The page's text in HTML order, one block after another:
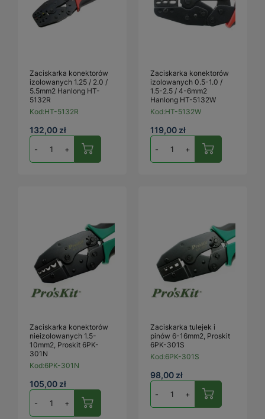
Zaciskarka konektorów
izolowanych 1.25 / 2.0 /
5.5mm2 Hanlong HT-
5132R
Kod:HT-5132R
132,00 zł
- +
Zaciskarka konektorów
izolowanych 0.5-1.0 /
1.5-2.5 / 4-6mm2
Hanlong HT-5132W
Kod:HT-5132W
119,00 zł
- +
Zaciskarka konektorów
nieizolowanych 1.5-
10mm2, Proskit 6PK-
301N
Kod:6PK-301N
105,00 zł
- +
Zaciskarka tulejek i
pinów 6-16mm2, Proskit
6PK-301S
Kod:6PK-301S
98,00 zł
- +